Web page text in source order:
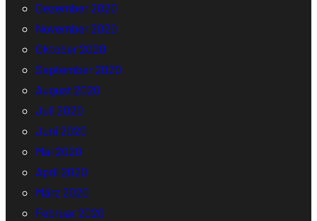
Dezember 2020
November 2020
Oktober 2020
September 2020
August 2020
Juli 2020
Juni 2020
Mai 2020
April 2020
März 2020
Februar 2020